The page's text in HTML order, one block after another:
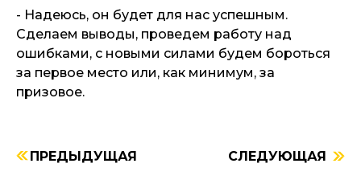
- Надеюсь, он будет для нас успешным.
Сделаем выводы, проведем работу над
ошибками, с новыми силами будем бороться
за первое место или, как минимум, за
призовое.
ПРЕДЫДУЩАЯ СЛЕДУЮЩАЯ